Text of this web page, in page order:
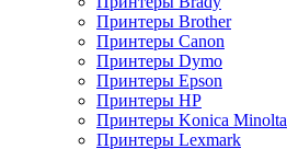
Принтеры Brother
Принтеры Canon
Принтеры Dymo
Принтеры Epson
Принтеры HP
Принтеры Konica Minolta
Принтеры Lexmark